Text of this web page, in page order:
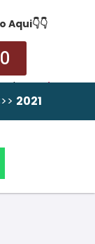
Aqui👇👇
>> 2021
pode